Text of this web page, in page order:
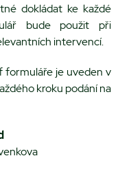
dokládat ke každé
bude použit při
intervencí.
formuláře je uveden v
kroku podání na